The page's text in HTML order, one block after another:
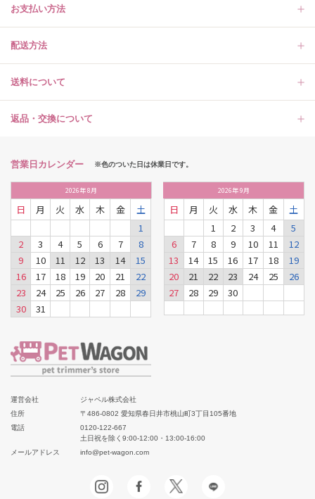
お支払い方法
配送方法
送料について
返品・交換について
営業日カレンダー ※色のついた日は休業日です。
2026年8月
日 月 火 水 木 金
土
1
2
3 4 5 6 7
8
9
10 11 12 13 14
15
16
17 18 19 20 21
22
23
24 25 26 27 28
29
30
31
2026年9月
日 月 火 水 木 金
土
1
2 3 4
5
6
7 8 9 10 11
12
13
14 15 16 17 18
19
20
21 22 23 24 25
26
27
28 29 30
運営会社
ジャペル株式会社
住所
〒486-0802 愛知県春日井市桃山町3丁目105番地
電話
0120-122-667
土日祝を除く9:00-12:00・13:00-16:00
メールアドレス
info@pet-wagon.com